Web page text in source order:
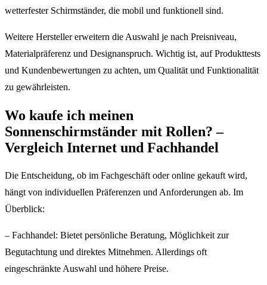
wetterfester Schirmständer, die mobil und funktionell sind.
Weitere Hersteller erweitern die Auswahl je nach Preisniveau,
Materialpräferenz und Designanspruch. Wichtig ist, auf Produkttests
und Kundenbewertungen zu achten, um Qualität und Funktionalität
zu gewährleisten.
Wo kaufe ich meinen
Sonnenschirmständer mit Rollen? –
Vergleich Internet und Fachhandel
Die Entscheidung, ob im Fachgeschäft oder online gekauft wird,
hängt von individuellen Präferenzen und Anforderungen ab. Im
Überblick:
– Fachhandel: Bietet persönliche Beratung, Möglichkeit zur
Begutachtung und direktes Mitnehmen. Allerdings oft
eingeschränkte Auswahl und höhere Preise.